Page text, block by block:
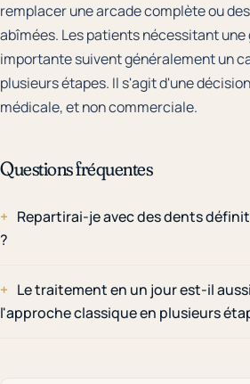
remplacer une arcade complète ou
abîmées. Les patients nécessitant
importante suivent généralement un
plusieurs étapes. Il s'agit d'une
médicale, et non commerciale.
Questions fréquentes
Repartirai-je avec des dents
?
Le traitement en un jour est-il
l'approche classique en plusieurs